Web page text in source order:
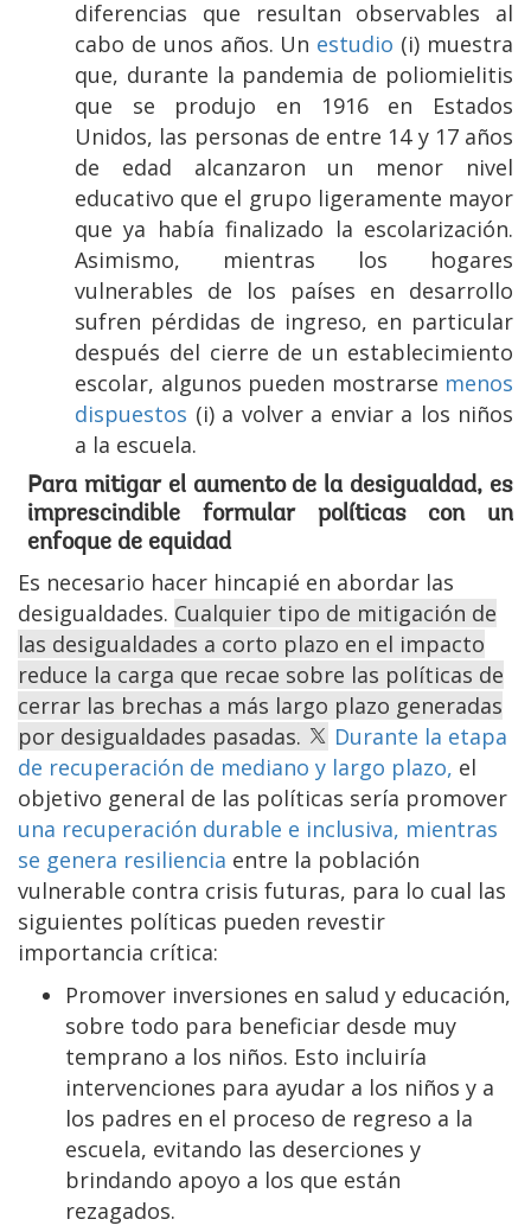
diferencias que resultan observables al
cabo de unos años. Un estudio (i) muestra
que, durante la pandemia de poliomielitis
que se produjo en 1916 en Estados
Unidos, las personas de entre 14 y 17 años
de edad alcanzaron un menor nivel
educativo que el grupo ligeramente mayor
que ya había finalizado la escolarización.
Asimismo, mientras los hogares
vulnerables de los países en desarrollo
sufren pérdidas de ingreso, en particular
después del cierre de un establecimiento
escolar, algunos pueden mostrarse menos
dispuestos (i) a volver a enviar a los niños
a la escuela.
Para mitigar el aumento de la desigualdad, es
imprescindible formular políticas con un
enfoque de equidad
Es necesario hacer hincapié en abordar las
desigualdades. Cualquier tipo de mitigación de
las desigualdades a corto plazo en el impacto
reduce la carga que recae sobre las políticas de
cerrar las brechas a más largo plazo generadas
por desigualdades pasadas.
Durante la etapa
de recuperación de mediano y largo plazo, el
objetivo general de las políticas sería promover
una recuperación durable e inclusiva, mientras
se genera resiliencia entre la población
vulnerable contra crisis futuras, para lo cual las
siguientes políticas pueden revestir
importancia crítica:
Promover inversiones en salud y educación,
sobre todo para beneficiar desde muy
temprano a los niños. Esto incluiría
intervenciones para ayudar a los niños y a
los padres en el proceso de regreso a la
escuela, evitando las deserciones y
brindando apoyo a los que están
rezagados.